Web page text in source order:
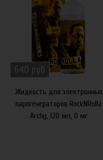
640 руб
Жидкость для электронных
парогенераторов RockNRolla
Archy, 120 мл, 0 мг